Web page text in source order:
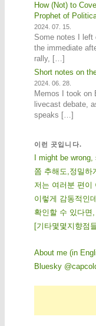
How (Not) to
Prophet of
2024. 07. 15.
Some notes I left
the immediate
rally, […]
Short notes on
2024. 06. 28.
Memos I took on
livecast debate,
speaks […]
이런 곳입니다.
I might be
쫌 추해도,정밀하
저는 여러분 편이
이렇게 감동적인
확인할 수 있다면
[기 타몇 몇 지 향점
About me (in
Bluesky